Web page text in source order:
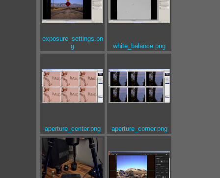
exposure_settings.pn
g
white_balance.png
aperture_center.png aperture_corner.png